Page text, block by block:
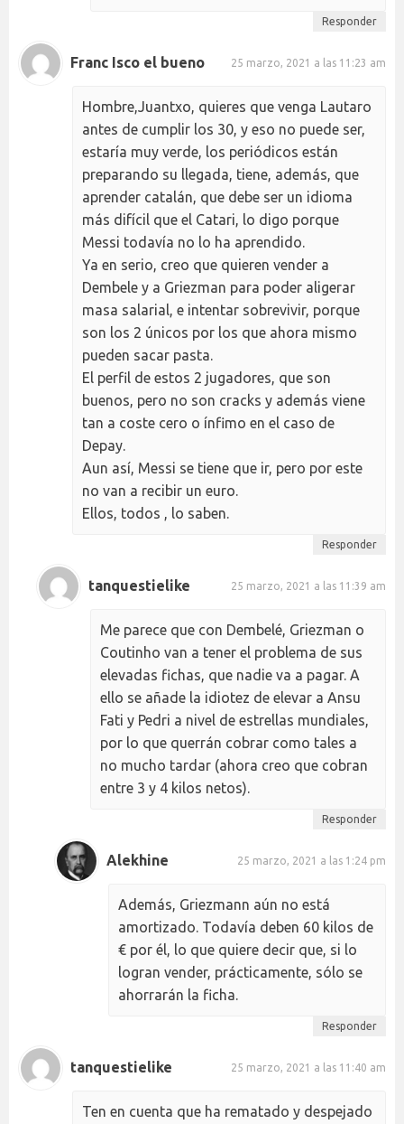
Responder
Franc Isco el bueno 25 marzo, 2021 a las 11:23 am
Hombre,Juantxo, quieres que venga Lautaro
antes de cumplir los 30, y eso no puede ser,
estaría muy verde, los periódicos están
preparando su llegada, tiene, además, que
aprender catalán, que debe ser un idioma
más difícil que el Catari, lo digo porque
Messi todavía no lo ha aprendido.
Ya en serio, creo que quieren vender a
Dembele y a Griezman para poder aligerar
masa salarial, e intentar sobrevivir, porque
son los 2 únicos por los que ahora mismo
pueden sacar pasta.
El perfil de estos 2 jugadores, que son
buenos, pero no son cracks y además viene
tan a coste cero o ínfimo en el caso de
Depay.
Aun así, Messi se tiene que ir, pero por este
no van a recibir un euro.
Ellos, todos , lo saben.
Responder
tanquestielike 25 marzo, 2021 a las 11:39 am
Me parece que con Dembelé, Griezman o
Coutinho van a tener el problema de sus
elevadas fichas, que nadie va a pagar. A
ello se añade la idiotez de elevar a Ansu
Fati y Pedri a nivel de estrellas mundiales,
por lo que querrán cobrar como tales a
no mucho tardar (ahora creo que cobran
entre 3 y 4 kilos netos).
Responder
Alekhine 25 marzo, 2021 a las 1:24 pm
Además, Griezmann aún no está
amortizado. Todavía deben 60 kilos de
€ por él, lo que quiere decir que, si lo
logran vender, prácticamente, sólo se
ahorrarán la ficha.
Responder
tanquestielike 25 marzo, 2021 a las 11:40 am
Ten en cuenta que ha rematado y despejado